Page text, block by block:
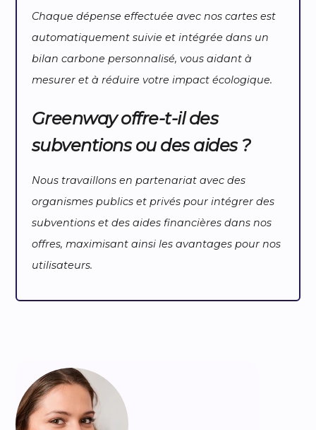
Chaque dépense effectuée avec nos cartes est
automatiquement suivie et intégrée dans un
bilan carbone personnalisé, vous aidant à
mesurer et à réduire votre impact écologique.
Greenway offre-t-il des
subventions ou des aides ?
Nous travaillons en partenariat avec des
organismes publics et privés pour intégrer des
subventions et des aides financières dans nos
offres, maximisant ainsi les avantages pour nos
utilisateurs.